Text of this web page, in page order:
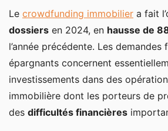
Le crowdfunding immobilier a fait
dossiers en 2024, en hausse de
l’année précédente. Les demandes
épargnants concernent
investissements dans des
immobilière dont les porteurs de
des difficultés financières